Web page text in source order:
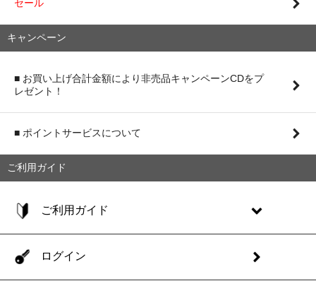
セール
キャンペーン
■ お買い上げ合計金額により非売品キャンペーンCDをプ
レゼント！
■ ポイントサービスについて
ご利用ガイド
ご利用ガイド
ログイン